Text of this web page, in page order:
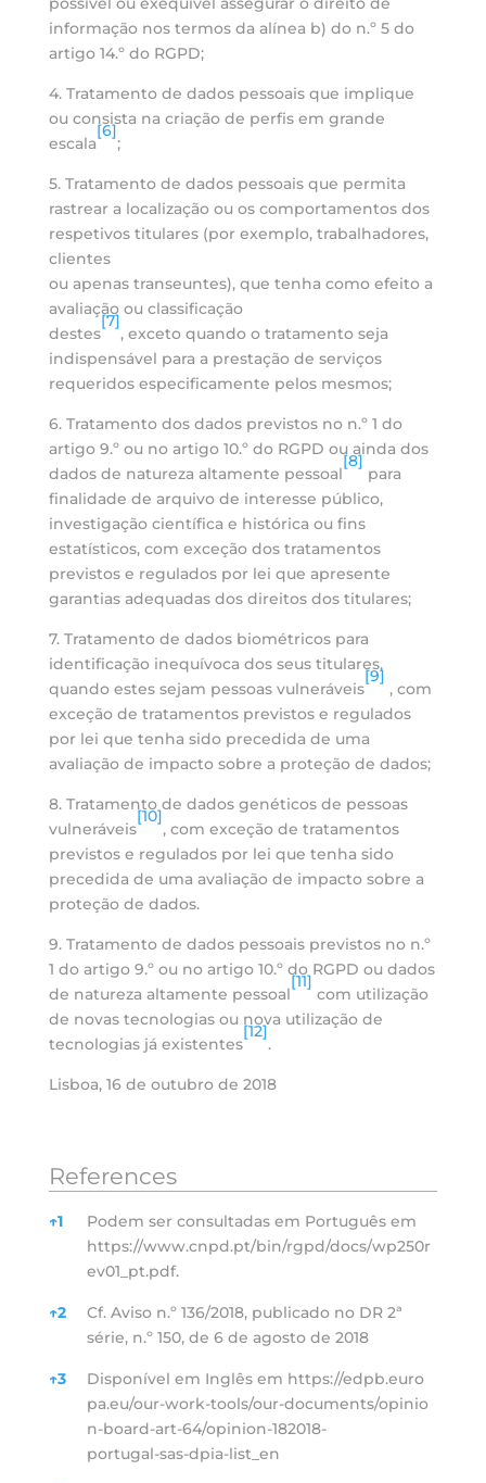
informação nos termos da alínea b) do n.º 5 do
artigo 14.º do RGPD;
4. Tratamento de dados pessoais que implique
ou consista na criação de perfis em grande
escala
[6]
;
5. Tratamento de dados pessoais que permita
rastrear a localização ou os comportamentos dos
respetivos titulares (por exemplo, trabalhadores,
clientes
ou apenas transeuntes), que tenha como efeito a
avaliação ou classificação
destes
[7]
, exceto quando o tratamento seja
indispensável para a prestação de serviços
requeridos especificamente pelos mesmos;
6. Tratamento dos dados previstos no n.º 1 do
artigo 9.º ou no artigo 10.º do RGPD ou ainda dos
dados de natureza altamente pessoal
[8]
para
finalidade de arquivo de interesse público,
investigação científica e histórica ou fins
estatísticos, com exceção dos tratamentos
previstos e regulados por lei que apresente
garantias adequadas dos direitos dos titulares;
7. Tratamento de dados biométricos para
identificação inequívoca dos seus titulares,
quando estes sejam pessoas vulneráveis
[9]
, com
exceção de tratamentos previstos e regulados
por lei que tenha sido precedida de uma
avaliação de impacto sobre a proteção de dados;
8. Tratamento de dados genéticos de pessoas
vulneráveis
[10]
, com exceção de tratamentos
previstos e regulados por lei que tenha sido
precedida de uma avaliação de impacto sobre a
proteção de dados.
9. Tratamento de dados pessoais previstos no n.º
1 do artigo 9.º ou no artigo 10.º do RGPD ou dados
de natureza altamente pessoal
[11]
com utilização
de novas tecnologias ou nova utilização de
tecnologias já existentes
[12]
.
Lisboa, 16 de outubro de 2018
References
References
↑1
Podem ser consultadas em Português em
https://www.cnpd.pt/bin/rgpd/docs/wp250r
ev01_pt.pdf.
↑2
Cf. Aviso n.º 136/2018, publicado no DR 2ª
série, n.º 150, de 6 de agosto de 2018
↑3 Disponível em Inglês em https://edpb.euro
pa.eu/our-work-tools/our-documents/opinio
n-board-art-64/opinion-182018-
portugal-sas-dpia-list_en